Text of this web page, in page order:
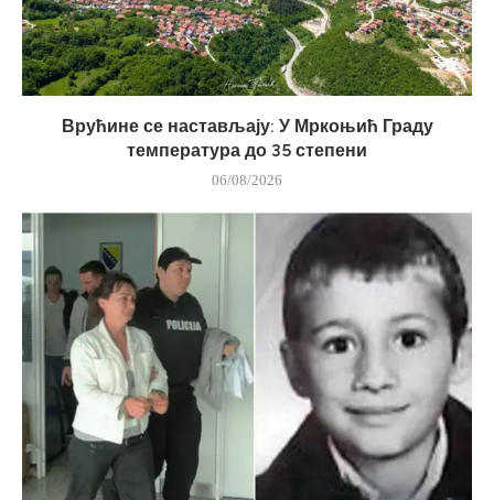
Врућине се настављају: У Мркоњић Граду
температура до 35 степени
06/08/2026